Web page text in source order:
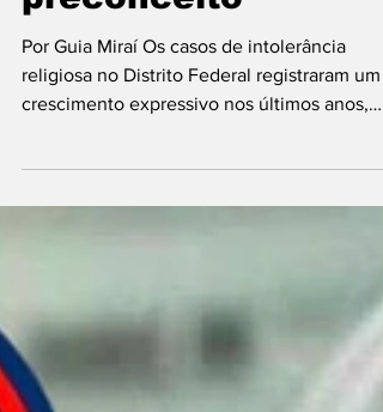
e expõe avanço de
crimes de
preconceito
Por Guia Miraí Os casos de intolerância
DF (PCDF) indicam que as ocorrências
saltaram de 16 registros em 2017 para 73 em
2025 — um aumento de 356% em menos de
uma década. O levantamento, obtido por